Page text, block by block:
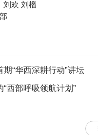
刘欢 刘榴
“华西深耕行动”讲坛
西部呼吸领航计划”